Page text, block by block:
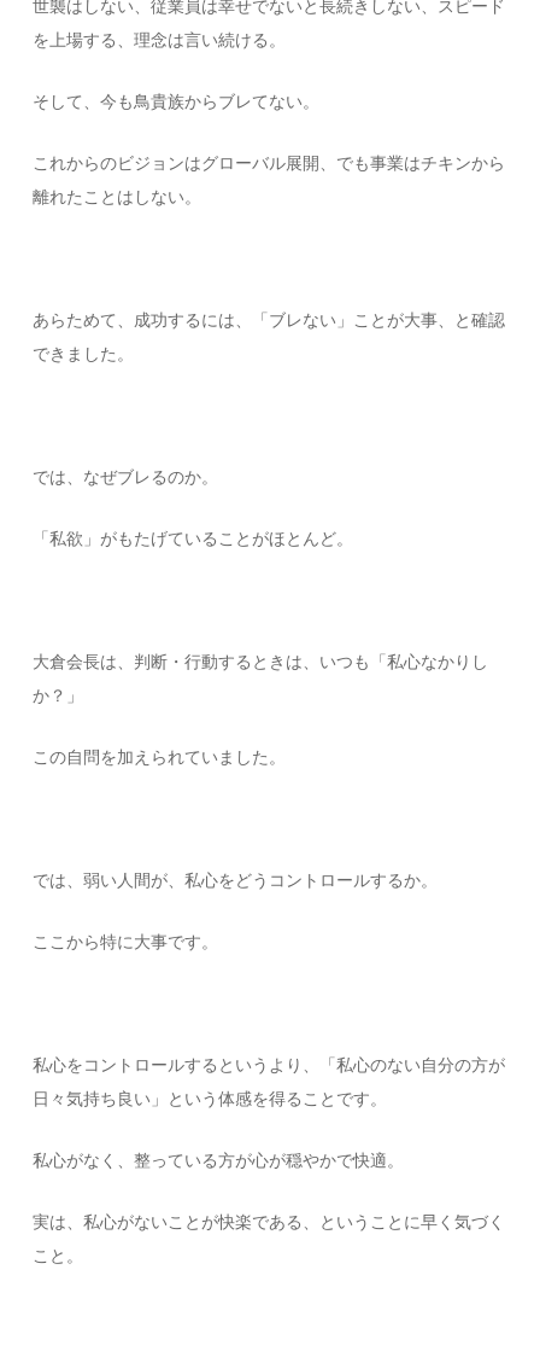
世襲はしない、従業員は幸せでないと長続きしない、スピード
を上場する、理念は言い続ける。
そして、今も鳥貴族からブレてない。
これからのビジョンはグローバル展開、でも事業はチキンから
離れたことはしない。
あらためて、成功するには、「ブレない」ことが大事、と確認
できました。
では、なぜブレるのか。
「私欲」がもたげていることがほとんど。
大倉会長は、判断・行動するときは、いつも「私心なかりし
か？」
この自問を加えられていました。
では、弱い人間が、私心をどうコントロールするか。
ここから特に大事です。
私心をコントロールするというより、「私心のない自分の方が
日々気持ち良い」という体感を得ることです。
私心がなく、整っている方が心が穏やかで快適。
実は、私心がないことが快楽である、ということに早く気づく
こと。